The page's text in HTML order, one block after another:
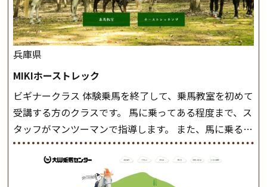
兵庫県
MIKIホーストレック
ビギナークラス 体験乗馬を終了して、乗馬教室を初めて
受講する方のクラスです。 馬に乗ってある程度まで、ス
タッフがマンツーマンで指導します。 また、馬に乗るだ
けでなく、馬の手入れや馬装（鞍などを装着する） も
このクラスで把握し、「馬に触れること」にも慣れてい
きましょう。 スタートクラス ビギナークラスで単独で